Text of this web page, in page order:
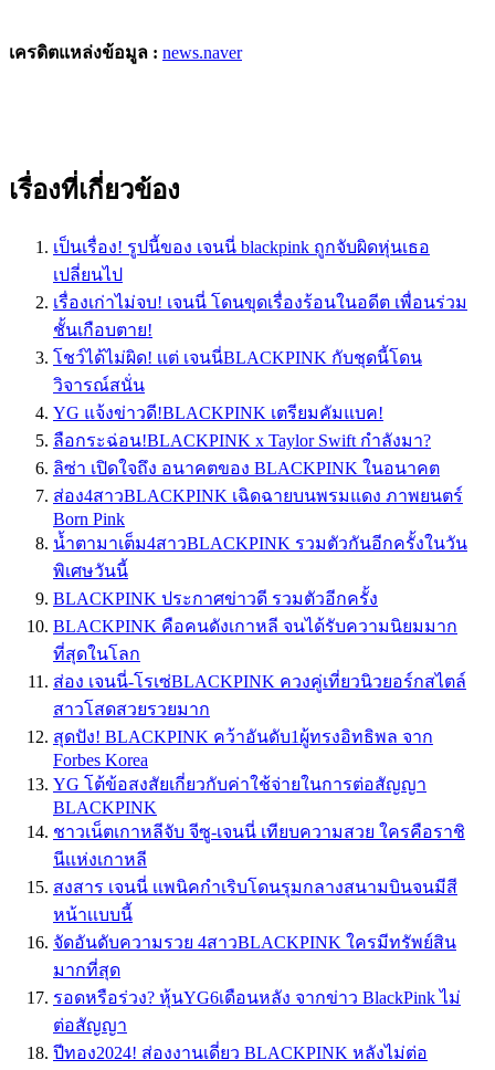
เครดิตแหล่งข้อมูล : news.naver
เรื่องที่เกี่ยวข้อง
เป็นเรื่อง! รูปนี้ของ เจนนี่ blackpink ถูกจับผิดหุ่นเธอ
เปลี่ยนไป
เรื่องเก่าไม่จบ! เจนนี่ โดนขุดเรื่องร้อนในอดีต เพื่อนร่วม
ชั้นเกือบตาย!
โชว์ได้ไม่ผิด! เเต่ เจนนี่BLACKPINK กับชุดนี้โดน
วิจารณ์สนั่น
YG แจ้งข่าวดี!BLACKPINK เตรียมคัมแบค!
ลือกระฉ่อน!BLACKPINK x Taylor Swift กำลังมา?
ลิซ่า เปิดใจถึง อนาคตของ BLACKPINK ในอนาคต
ส่อง4สาวBLACKPINK เฉิดฉายบนพรมแดง ภาพยนตร์
Born Pink
น้ำตามาเต็ม4สาวBLACKPINK รวมตัวกันอีกครั้งในวัน
พิเศษวันนี้
BLACKPINK ประกาศข่าวดี รวมตัวอีกครั้ง
BLACKPINK คือคนดังเกาหลี จนได้รับความนิยมมาก
ที่สุดในโลก
ส่อง เจนนี่-โรเซ่BLACKPINK ควงคู่เที่ยวนิวยอร์กสไตล์
สาวโสดสวยรวยมาก
สุดปัง! BLACKPINK คว้าอันดับ1ผู้ทรงอิทธิพล จาก
Forbes Korea
YG โต้ข้อสงสัยเกี่ยวกับค่าใช้จ่ายในการต่อสัญญา
BLACKPINK
ชาวเน็ตเกาหลีจับ จีซู-เจนนี่ เทียบความสวย ใครคือราชิ
นีเเห่งเกาหลี
สงสาร เจนนี่ เเพนิคกำเริบโดนรุมกลางสนามบินจนมีสี
หน้าเเบบนี้
จัดอันดับความรวย 4สาวBLACKPINK ใครมีทรัพย์สิน
มากที่สุด
รอดหรือร่วง? หุ้นYG6เดือนหลัง จากข่าว BlackPink ไม่
ต่อสัญญา
ปีทอง2024! ส่องงานเดี่ยว BLACKPINK หลังไม่ต่อ